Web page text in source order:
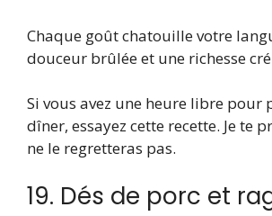
Chaque goût chatouille votre
douceur brûlée et une richesse
Si vous avez une heure libre pour
dîner, essayez cette recette. Je te
ne le regretteras pas.
19. Dés de porc et